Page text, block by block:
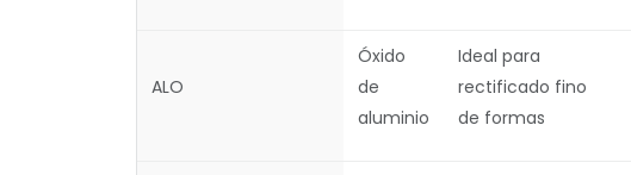
ALO
Óxido
de
aluminio
Ideal para
rectificado fino
de formas